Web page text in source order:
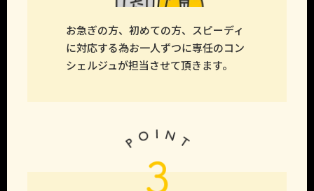
お急ぎの方、初めての方、スピーディ
に対応する為お一人ずつに専任のコン
シェルジュが担当させて頂きます。